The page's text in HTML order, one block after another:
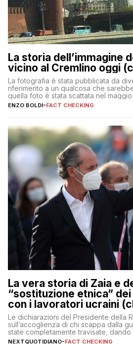
La storia dell’immagine
vicino al Cremlino oggi
La fotografia è stata pubblicata da
riferimento a un qualcosa che
quella foto è stata scattata nel
ENZO BOLDI-FACT CHECKING
La vera storia di Zaia e
“sostituzione etnica”
con i lavoratori ucraini
ci sarà)
Le dichiarazioni del Presidente della
sull’accoglienza di chi scappa dalla
state completamente travisate,
falsi che girano sui social
NEXTQUOTIDIANO-FACT CHECKING